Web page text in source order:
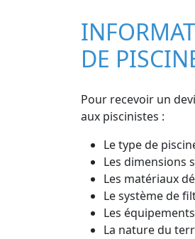
DE
Pour recevoir un
aux piscinistes :
Le type de
Les dimensions
Les matériaux
Le système de
Les
La nature du